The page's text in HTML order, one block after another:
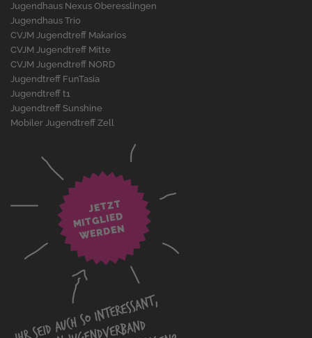
Jugendhaus Nexus Oberesslingen
Jugendhaus Trio
CVJM Jugendtreff Makarios
CVJM Jugendtreff Mitte
CVJM Jugendtreff NORD
Jugendtreff FunTasia
Jugendtreff t1
Jugendtreff Sunshine
Mobiler Jugendtreff Zell
JETZT
MITGLIED
WERDE
N